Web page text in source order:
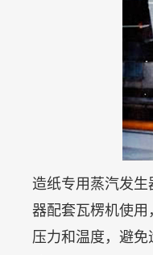
造纸专用蒸汽发
器配套瓦楞机使
压力和温度，避